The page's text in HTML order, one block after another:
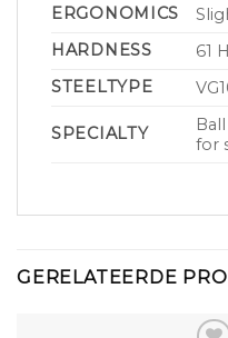
ERGONOMICS
HARDNESS
61
STEELTYPE
SPECIALTY
for
GERELATEERDE